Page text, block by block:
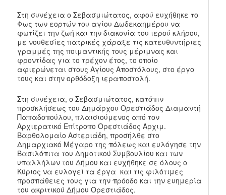
Στη συνέχεια ο Σεβασμιώτατος, αφού ευχήθηκε το
Φως των εορτών του αγίου Δωδεκαημέρου να
φωτίζει την ζωή και την διακονία του ιερού κλήρου,
με νουθεσίες πατρικές χάραξε τις κατευθυντήριες
γραμμές της ποιμαντικής τους μέριμνας και
φροντίδας για το τρέχον έτος, το οποίο
αφιερώνεται στους Αγίους Αποστόλους, στο έργο
τους και στην ορθόδοξη ιεραποστολή.
Στη συνέχεια, ο Σεβασμιώτατος, κατόπιν
προσκλήσεως του Δημάρχου Ορεστιάδος Διαμαντή
Παπαδοπούλου, πλαισιούμενος από τον
Αρχιερατικό Επίτροπο Ορεστιάδος Αρχιμ.
Βαρθολομαίο Αστεριάδη, προσήλθε στο
Δημαρχιακό Μέγαρο της πόλεως και ευλόγησε την
Βασιλόπιτα του Δημοτικού Συμβουλίου και των
υπαλλήλων του Δήμου και ευχήθηκε σε όλους ο
Κύριος να ευλογεί τα έργα και τις φιλότιμες
προσπάθειες τους για την πρόοδο και την ευημερία
του ακριτικού Δήμου Ορεστιάδος.